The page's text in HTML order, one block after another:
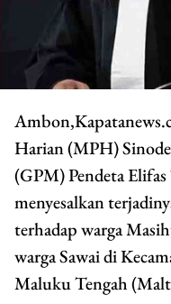
Harian (MPH)
(GPM) Pendeta
menyesalkan
terhadap warga
warga Sawai di
Maluku Tengah